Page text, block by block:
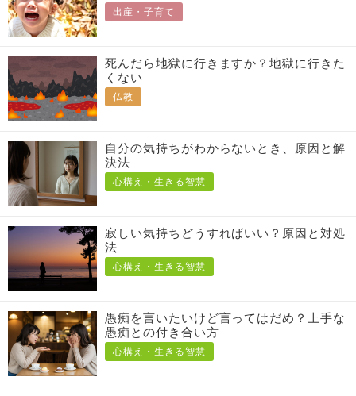
出産・子育て
死んだら地獄に行きますか？地獄に行きた
くない
仏教
自分の気持ちがわからないとき、原因と解
決法
心構え・生きる智慧
寂しい気持ちどうすればいい？原因と対処
法
心構え・生きる智慧
愚痴を言いたいけど言ってはだめ？上手な
愚痴との付き合い方
心構え・生きる智慧